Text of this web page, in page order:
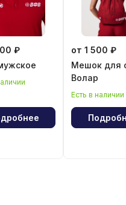
₽
от 1 500 ₽
Мешок для
Волар
Есть в наличии